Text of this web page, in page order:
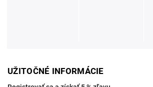
UŽITOČNÉ INFORMÁCIE